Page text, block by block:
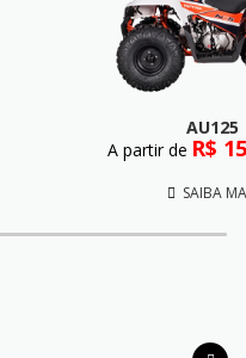
AU125
A partir de R$
SAIBA